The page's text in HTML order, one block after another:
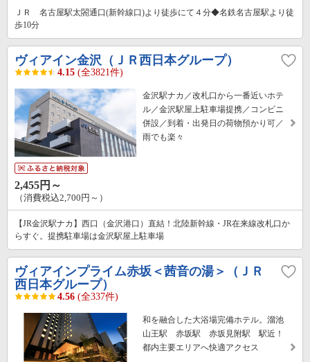
ＪＲ 名古屋駅太閤通口(新幹線口)より徒歩にて４分◆名鉄名古屋駅より徒
歩10分
ヴィアイン金沢（ＪＲ西日本グループ）
4.15 (全3821件)
金沢駅ナカ／改札口から一番近いホテ
ル／金沢駅屋上駐車場提携／コンビニ
併設／到着・出発日の荷物預かり可／
雨でも楽々
2,455円～
（消費税込2,700円～）
【JR金沢駅ナカ】西口（金沢港口）直結！北陸新幹線・JR在来線改札口か
らすぐ。提携駐車場は金沢駅屋上駐車場
ヴィアインプライム赤坂＜茜音の湯＞（ＪＲ
西日本グループ）
4.56 (全337件)
和を融合した大浴場完備ホテル。溜池
山王駅 赤坂駅 赤坂見附駅 駅近！
都内主要エリアへ快適アクセス